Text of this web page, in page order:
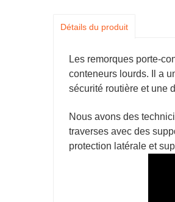
Détails du produit
Les remorques porte-
conteneurs lourds. Il a
sécurité routière et une
Nous avons des
traverses avec des
protection latérale et